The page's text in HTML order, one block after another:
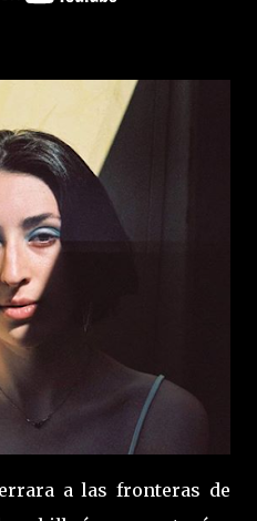
a las fronteras de